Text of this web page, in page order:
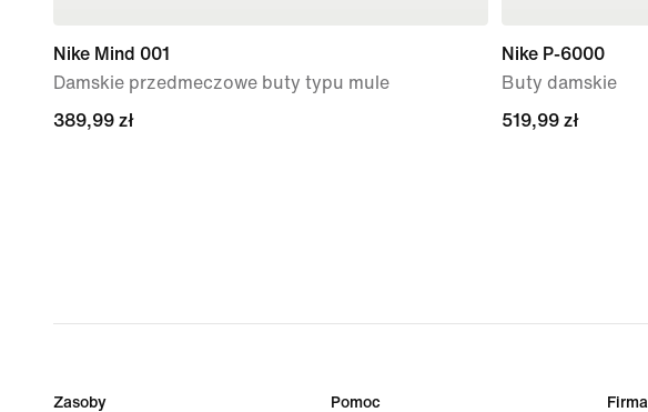
Nike Mind 001
Damskie przedmeczowe buty typu mule
389,99 zł
389,99 zł
Nike P-6000
Buty damskie
519,99 zł
519,99 zł
Zasoby Pomoc Firma